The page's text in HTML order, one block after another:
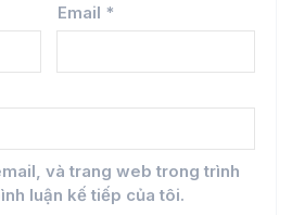
Email *
và trang web trong trình
luận kế tiếp của tôi.